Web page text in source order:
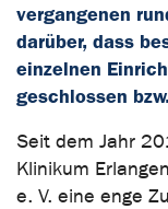
vergangenen
darüber, dass
einzelnen
geschlossen
Seit dem Jahr
Klinikum
e. V. eine enge